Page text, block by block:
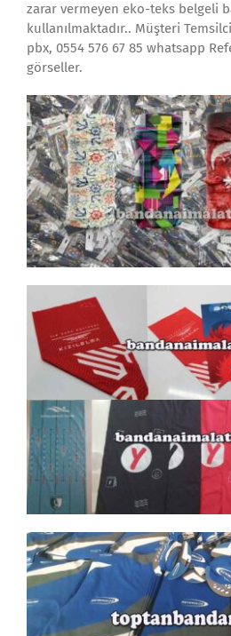
zarar vermeyen eko-teks belgeli
kullanılmaktadır.. Müşteri
pbx, 0554 576 67 85 whatsapp
görseller.